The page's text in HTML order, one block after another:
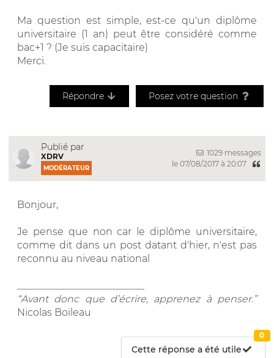
Ma question est simple, est-ce qu'un diplôme
universitaire (1 an) peut être considéré comme
bac+1 ? (Je suis capacitaire)
Merci.
Répondre Posez votre question
Publié par
XDRV
MODÉRATEUR
1029 messages
le 07/08/2017 à 20:07
Bonjour,
Je pense que non car le diplôme universitaire,
comme dit dans un post datant d'hier, n'est pas
reconnu au niveau national
“Avant donc que d’écrire, apprenez à penser.”
Nicolas Boileau
Cette réponse a été utile
0